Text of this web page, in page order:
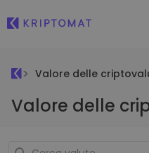
Valore delle
Valore delle